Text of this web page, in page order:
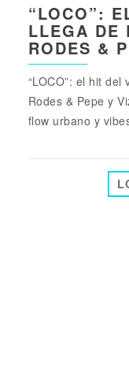
“LOCO”:
LLEGA DE
RODES &
“LOCO”: el hit
Rodes & Pepe y
flow urbano y